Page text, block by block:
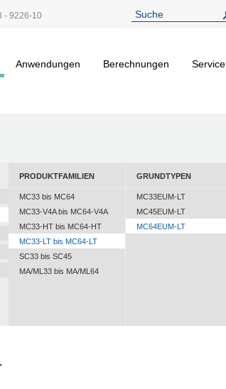
- 9226-10
Anwendungen Berechnungen Service
PRODUKTFAMILIEN
MC33 bis MC64
MC33-V4A bis MC64-V4A
MC33-HT bis MC64-HT
MC33-LT bis MC64-LT
SC33 bis SC45
MA/ML33 bis MA/ML64
GRUNDTYPEN
MC33EUM-LT
MC45EUM-LT
MC64EUM-LT